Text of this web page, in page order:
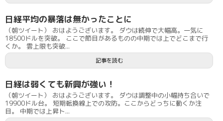
日経平均の暴落は無かったことに
（朝ツイート） おはようございます。 ダウは続伸で大幅高。一気に
18500ドルを突破。 ここで節目があるものの中期では上でどこまで行
くか。 雲上限も突破...
記事を読む
日経は弱くても新興が強い！
（朝ツイート） おはようございます。 ダウは調整中の小幅持ち合いで
19900ドル台。 短期転換線上での攻防。ここからどっちに動くか注
目。 中期では上昇ト...